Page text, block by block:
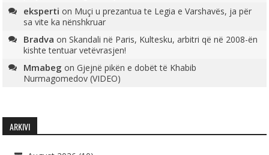
eksperti on Muçi u prezantua te Legia e Varshavës, ja për
sa vite ka nënshkruar
Bradva onSkandali në Paris, Kultesku, arbitri që në 2008-ën
kishte tentuar vetëvrasjen!
Mmabeg onGjejnë pikën e dobët të Khabib
Nurmagomedov (VIDEO)
ARKIVI